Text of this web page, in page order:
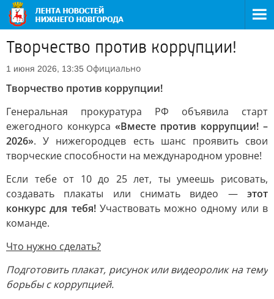
Творчество против коррупции!
1 июня 2026, 13:35 Официально
Творчество против коррупции!
Генеральная прокуратура РФ объявила старт
ежегодного конкурса «Вместе против коррупции! –
2026». У нижегородцев есть шанс проявить свои
творческие способности на международном уровне!
Если тебе от 10 до 25 лет, ты умеешь рисовать,
создавать плакаты или снимать видео — этот
конкурс для тебя!Участвовать можно одному или в
команде.
Что нужно сделать?
Подготовить плакат, рисунок или видеоролик на тему
борьбы с коррупцией.